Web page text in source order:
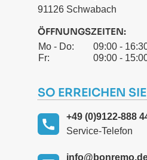
91126 Schwabach
ÖFFNUNGSZEITEN:
Mo - Do:
09:00 -
Fr:
09:00 -
SO ERREICHEN
+49 (0)9122-888
Service-Telefon